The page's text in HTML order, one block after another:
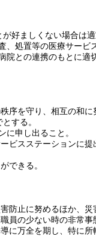
好ましくない場合は
、処置等の医療サービ
院との連携のもとに適
序を守り、相互の和に
する。
申し出ること。
ビスステーションに提
できる。
防止に努めるほか、災
員の少ない時の非常事
に万全を期し、特に